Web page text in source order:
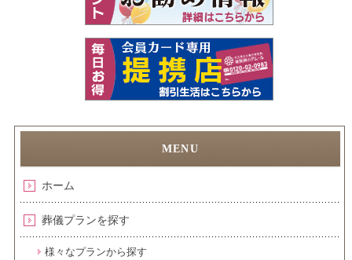
ホーム
葬儀プランを探す
様々なプランから探す